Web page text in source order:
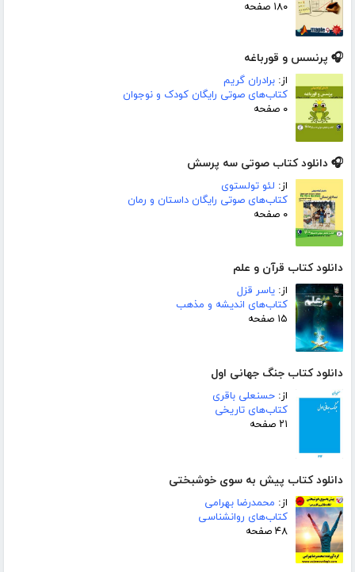
۱۸۰ صفحه
🎧 پرنسس و قورباغه
از: برادران گریم
کتاب‌های صوتی رایگان کودک و نوجوان
۰ صفحه
🎧 دانلود کتاب صوتی سه پرسش
از: لئو تولستوی
کتاب‌های صوتی رایگان داستان و رمان
۰ صفحه
دانلود کتاب قرآن و علم
از: یاسر قزل
کتاب‌های اندیشه و مذهب
۱۵ صفحه
دانلود کتاب جنگ جهانی اول
از: حسنعلی باقری
کتاب‌های تاریخی
۲۱ صفحه
دانلود کتاب پیش به سوی خوشبختی
از: محمدرضا بهرامی
کتاب‌های روانشناسی
۴۸ صفحه